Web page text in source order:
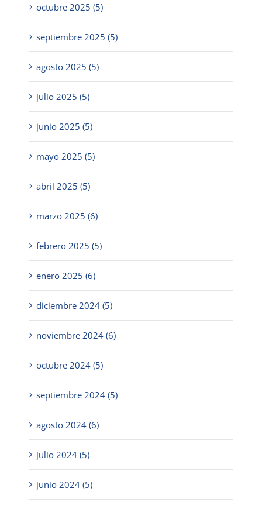
octubre 2025 (5)
septiembre 2025 (5)
agosto 2025 (5)
julio 2025 (5)
junio 2025 (5)
mayo 2025 (5)
abril 2025 (5)
marzo 2025 (6)
febrero 2025 (5)
enero 2025 (6)
diciembre 2024 (5)
noviembre 2024 (6)
octubre 2024 (5)
septiembre 2024 (5)
agosto 2024 (6)
julio 2024 (5)
junio 2024 (5)